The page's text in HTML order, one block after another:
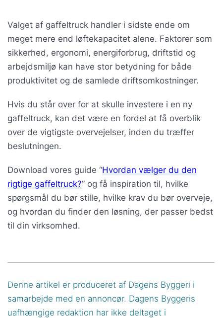
Valget af gaffeltruck handler i sidste ende om
meget mere end løftekapacitet alene. Faktorer som
sikkerhed, ergonomi, energiforbrug, driftstid og
arbejdsmiljø kan have stor betydning for både
produktivitet og de samlede driftsomkostninger.
Hvis du står over for at skulle investere i en ny
gaffeltruck, kan det være en fordel at få overblik
over de vigtigste overvejelser, inden du træffer
beslutningen.
Download vores guide “Hvordan vælger du den
rigtige gaffeltruck?” og få inspiration til, hvilke
spørgsmål du bør stille, hvilke krav du bør overveje,
og hvordan du finder den løsning, der passer bedst
til din virksomhed.
Denne artikel er produceret af Dagens Byggeri i
samarbejde med en annoncør. Dagens Byggeris
uafhængige redaktion har ikke deltaget i